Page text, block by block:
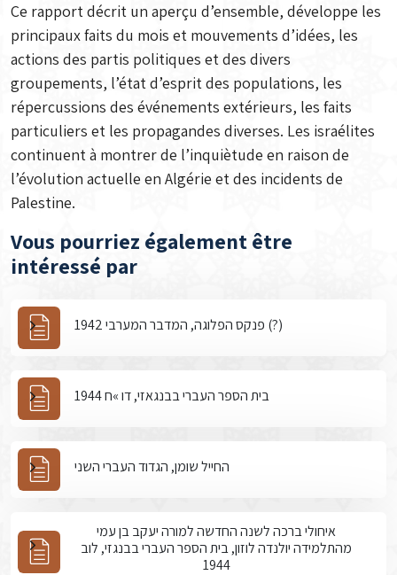
Ce rapport décrit un aperçu d’ensemble, développe les
principaux faits du mois et mouvements d’idées, les
actions des partis politiques et des divers
groupements, l’état d’esprit des populations, les
répercussions des événements extérieurs, les faits
particuliers et les propagandes diverses. Les israélites
continuent à montrer de l’inquiètude en raison de
l’évolution actuelle en Algérie et des incidents de
Palestine.
Vous pourriez également être
intéressé par
פנקס הפלוגה, המדבר המערבי 1942 (?)
בית הספר העברי בבנגאזי, דו »ח 1944
החייל שומן, הגדוד העברי השני
איחולי ברכה לשנה החדשה למורה יעקב בן עמי
מהתלמידה יולנדה לוזון, בית הספר העברי בבנגזי, לוב
1944